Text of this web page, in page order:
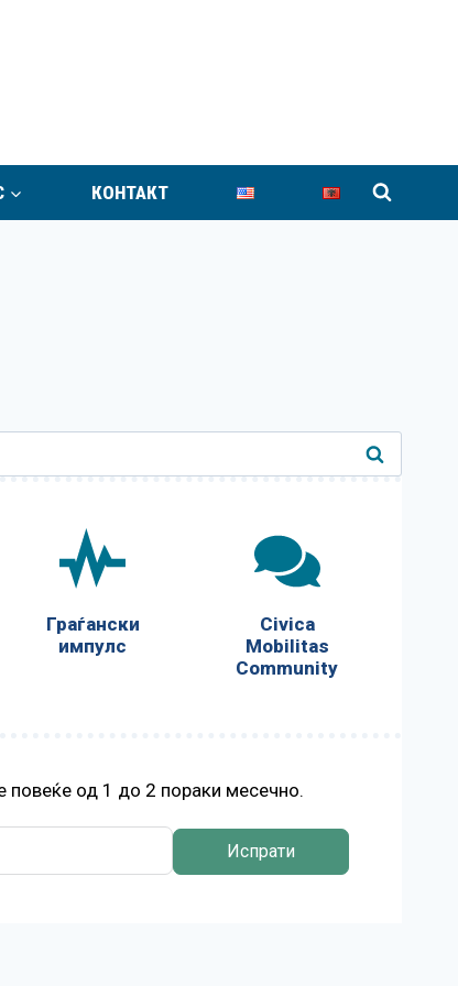
КОНТАКТ
Граѓански
импулс
Civica
Mobilitas
Community
повеќе од 1 до 2 пораки месечно.
Испрати